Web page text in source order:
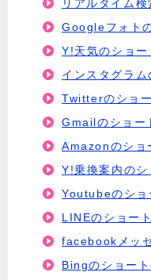
リアルタイム
Googleフォト
Y!天気のショー
インスタグラム
Twitterのショ
Gmailのショー
Amazonのショ
Y!乗換案内のシ
Youtubeのショ
LINEのショー
facebookメッ
Bingのショート